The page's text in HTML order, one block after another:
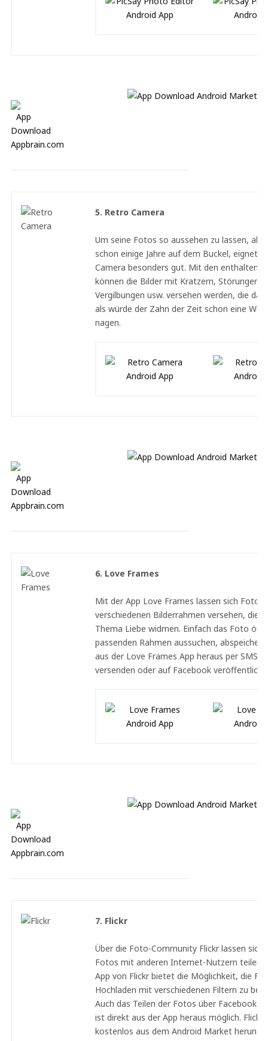
5. Retro Camera
Um seine Fotos so aussehen zu lassen, als
schon einige Jahre auf dem Buckel, eignet
Camera besonders gut. Mit den
können die Bilder mit Kratzern, Störungen,
Vergilbungen usw. versehen werden, die
als würde der Zahn der Zeit schon eine
nagen.
6. Love Frames
Mit der App Love Frames lassen sich Fotos
verschiedenen Bilderrahmen versehen, die
Thema Liebe widmen. Einfach das Foto
passenden Rahmen aussuchen,
aus der Love Frames App heraus per SMS
versenden oder auf Facebook
7. Flickr
Über die Foto-Community Flickr lassen sich
Fotos mit anderen Internet-Nutzern teilen.
App von Flickr bietet die Möglichkeit, die
Hochladen mit verschiedenen Filtern zu
Auch das Teilen der Fotos über Facebook
ist direkt aus der App heraus möglich. Flickr
kostenlos aus dem Android Market